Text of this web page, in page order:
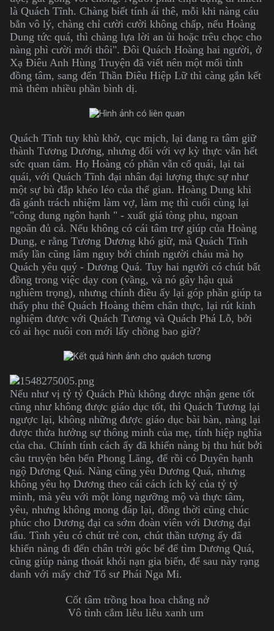
là Quách Tĩnh. Chàng biết tính ái thê, mỗi khi nàng cáu
bẳn vô lý, chàng chỉ cười cười không chấp, nếu Hoàng
Dung tức quá, thì chàng lựa lời an ủi hoặc trêu chọc cho
nàng phì cười mới thôi". Đôi Quách Hoàng hai người, ở
Xạ Điêu Anh Hùng Truyện đã viết nên một mối tình
đồng tâm, sang đến Thần Điêu Hiệp Lữ thì càng gắn kết
mà thêm nhiều phần bình dị.
Quách Tĩnh tuy khù khờ, cục mịch, lại đang ra tâm giữ
thành Tương Dương, nhưng đối với vợ kỳ thực vẫn hết
sức quan tâm. Họ Hoàng có phần vẫn cổ quái, lại tai
quái, với Quách Tĩnh đại nhân đại lượng thực sự như
một sự bù đắp khéo léo của thế gian. Hoàng Dung khi
đã gánh trách nhiệm làm vợ, làm mẹ thì cuối cùng lại
"công dung ngôn hạnh " - xuất giá tòng phu, ngoan
ngoãn đủ cả. Nếu không có cái tâm trợ giúp của Hoàng
Dung, e rằng Tương Dương khó giữ, mà Quách Tĩnh
mấy lần cũng lâm nguy bởi chính người cháu mà họ
Quách yêu quý - Dương Quá. Tuy hai người có chút bất
đồng trong việc dạy con (vầng, và nó gây hậu quả
nghiêm trọng), nhưng chính điều ấy lại góp phần giúp ta
thấy phu thê Quách Hoàng thêm chân thực, lại rút kinh
nghiệm được với Quách Tương và Quách Phá Lỗ, bởi
có ai học nuôi con mới lấy chồng bao giờ?
Nếu như vị tỷ tỷ Quách Phù không được nhận gene tốt
cũng như không được giáo dục tốt, thì Quách Tương lại
ngược lại, không những được giáo dục bài bàn, nàng lại
được thửa hưởng sự thông minh của mẹ, tính hiệp nghĩa
của cha. Chính tính cách ấy đã khiến nàng bị thu hút bởi
câu truyện bên bến Phong Lăng, để rồi có Duyên hạnh
ngộ Dương Quá. Nàng cũng yêu Dương Quá, nhưng
không yêu họ Dương theo cái cách ích kỷ của tỷ tỷ
mình, mà yêu với một lòng ngưỡng mộ và thực tâm,
yêu, nhưng không mong đáp lại, đồng thời cũng chúc
phúc cho Dương đại ca sớm đoàn viên với Dương đại
tẩu. Tình yêu có chút trẻ con, chút thần tượng ấy đã
khiến nàng đi đến chân trời góc bể để tìm Dương Quá,
cũng giúp nàng thoát khỏi nạn gia biến, để sau này rạng
danh với mấy chữ Tổ sư Phái Nga Mi.
Cốt tâm trồng hoa hoa chẳng nở
Vô tình cắm liễu liễu xanh um